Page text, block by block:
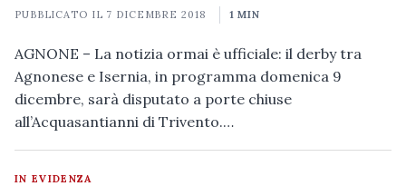
PUBBLICATO IL 7 DICEMBRE 2018 1 MIN
AGNONE – La notizia ormai è ufficiale: il derby tra
Agnonese e Isernia, in programma domenica 9
dicembre, sarà disputato a porte chiuse
all’Acquasantianni di Trivento.…
IN EVIDENZA